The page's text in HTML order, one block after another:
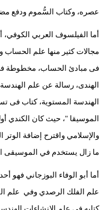
عصره، وكتاب السُّموم ودفع
أما الفيلسوف العربي
مجالات كثير منها علم الحساب
فى مبادئ الحساب، مخطوطة
الهندى، رسالة عن علم
الهندسة المستوية، كتاب فى
الموسيقا "، حيث كان الكندي
والإسلامي واقترح إضافة
ما زال يستخدم في الموسيقى
أما أبو الوفاء البوزجاني فهو
علم الفلك الرصدي وفي علم